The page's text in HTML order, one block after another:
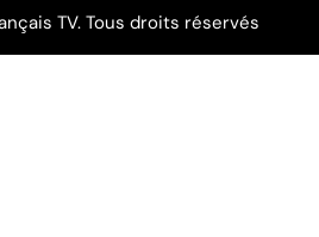
TV. Tous droits réservés